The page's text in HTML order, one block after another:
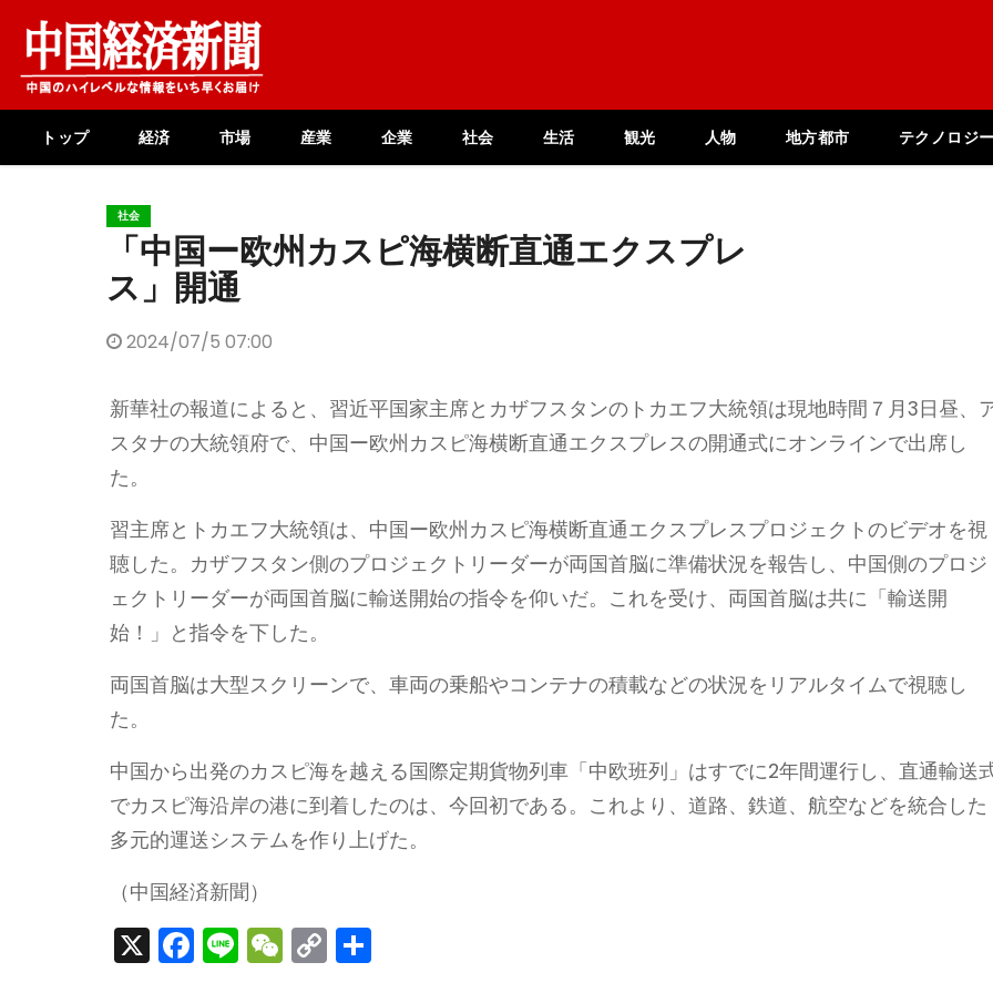
content
トップ 経済 市場 産業 企業 社会 生活 観光 人物 地方都市 テクノロジ
社会
「中国ー欧州カスピ海横断直通エクスプレ
ス」開通
2024/07/5 07:00
新華社の報道によると、習近平国家主席とカザフスタンのトカエフ大統領は現地時間７月3日昼、
スタナの大統領府で、中国ー欧州カスピ海横断直通エクスプレスの開通式にオンラインで出席し
た。
習主席とトカエフ大統領は、中国ー欧州カスピ海横断直通エクスプレスプロジェクトのビデオを視
聴した。カザフスタン側のプロジェクトリーダーが両国首脳に準備状況を報告し、中国側のプロジ
ェクトリーダーが両国首脳に輸送開始の指令を仰いだ。これを受け、両国首脳は共に「輸送開
始！」と指令を下した。
両国首脳は大型スクリーンで、車両の乗船やコンテナの積載などの状況をリアルタイムで視聴し
た。
中国から出発のカスピ海を越える国際定期貨物列車「中欧班列」はすでに2年間運行し、直通輸送
でカスピ海沿岸の港に到着したのは、今回初である。これより、道路、鉄道、航空などを統合した
多元的運送システムを作り上げた。
（中国経済新聞）
X F
a
Li
n
W
e
C
o